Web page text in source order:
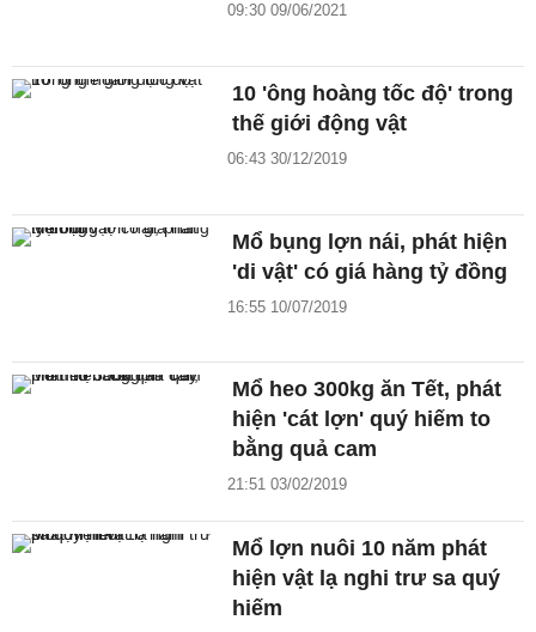
09:30 09/06/2021
10 'ông hoàng tốc độ' trong
thế giới động vật
06:43 30/12/2019
Mổ bụng lợn nái, phát hiện
'di vật' có giá hàng tỷ đồng
16:55 10/07/2019
Mổ heo 300kg ăn Tết, phát
hiện 'cát lợn' quý hiếm to
bằng quả cam
21:51 03/02/2019
Mổ lợn nuôi 10 năm phát
hiện vật lạ nghi trư sa quý
hiếm